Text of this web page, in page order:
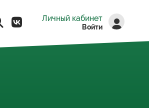
Личный кабинет
Войти